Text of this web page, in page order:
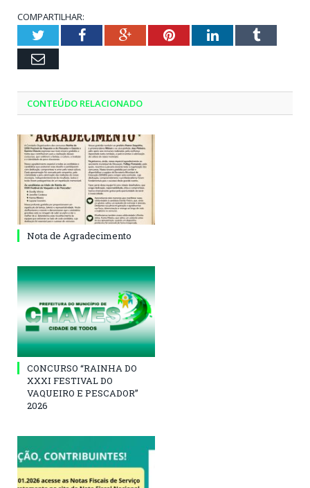
COMPARTILHAR:
TwitterFacebookGoogle+PinterestLinkedInTumblr
Email
CONTEÚDO RELACIONADO
Nota de Agradecimento
CONCURSO “RAINHA DO
XXXI FESTIVAL DO
VAQUEIRO E PESCADOR”
2026